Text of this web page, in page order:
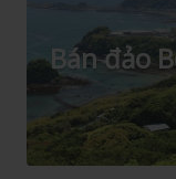
Bán đảo